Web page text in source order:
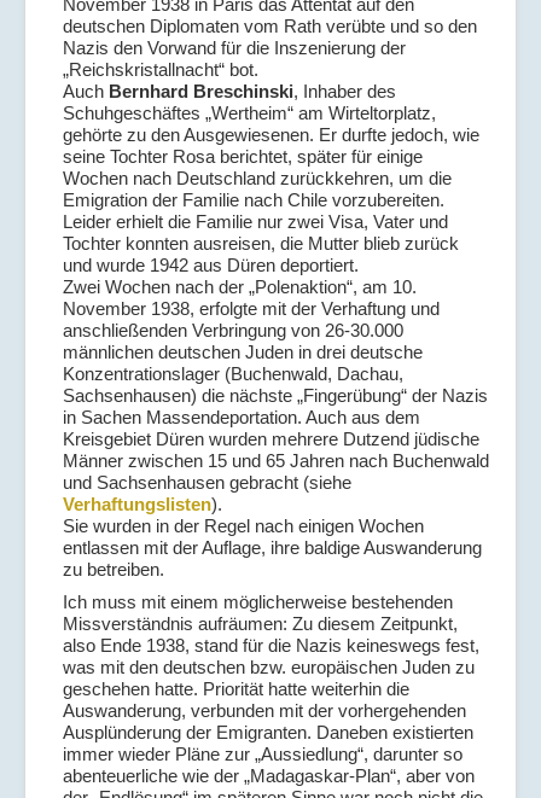
November 1938 in Paris das Attentat auf den
deutschen Diplomaten vom Rath verübte und so den
Nazis den Vorwand für die Inszenierung der
„Reichskristallnacht“ bot.
Auch Bernhard Breschinski, Inhaber des
Schuhgeschäftes „Wertheim“ am Wirteltorplatz,
gehörte zu den Ausgewiesenen. Er durfte jedoch, wie
seine Tochter Rosa berichtet, später für einige
Wochen nach Deutschland zurückkehren, um die
Emigration der Familie nach Chile vorzubereiten.
Leider erhielt die Familie nur zwei Visa, Vater und
Tochter konnten ausreisen, die Mutter blieb zurück
und wurde 1942 aus Düren deportiert.
Zwei Wochen nach der „Polenaktion“, am 10.
November 1938, erfolgte mit der Verhaftung und
anschließenden Verbringung von 26-30.000
männlichen deutschen Juden in drei deutsche
Konzentrationslager (Buchenwald, Dachau,
Sachsenhausen) die nächste „Fingerübung“ der Nazis
in Sachen Massendeportation. Auch aus dem
Kreisgebiet Düren wurden mehrere Dutzend jüdische
Männer zwischen 15 und 65 Jahren nach Buchenwald
und Sachsenhausen gebracht (siehe
Verhaftungslisten).
Sie wurden in der Regel nach einigen Wochen
entlassen mit der Auflage, ihre baldige Auswanderung
zu betreiben.
Ich muss mit einem möglicherweise bestehenden
Missverständnis aufräumen: Zu diesem Zeitpunkt,
also Ende 1938, stand für die Nazis keineswegs fest,
was mit den deutschen bzw. europäischen Juden zu
geschehen hatte. Priorität hatte weiterhin die
Auswanderung, verbunden mit der vorhergehenden
Ausplünderung der Emigranten. Daneben existierten
immer wieder Pläne zur „Aussiedlung“, darunter so
abenteuerliche wie der „Madagaskar-Plan“, aber von